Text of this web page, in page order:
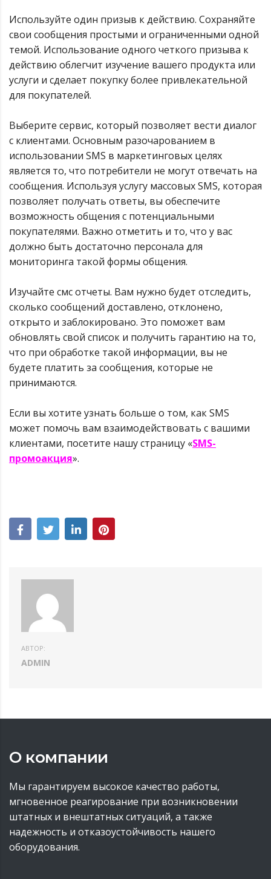
Используйте один призыв к действию. Сохраняйте
свои сообщения простыми и ограниченными одной
темой. Использование одного четкого призыва к
действию облегчит изучение вашего продукта или
услуги и сделает покупку более привлекательной
для покупателей.
Выберите сервис, который позволяет вести диалог
с клиентами. Основным разочарованием в
использовании SMS в маркетинговых целях
является то, что потребители не могут отвечать на
сообщения. Используя услугу массовых SMS, которая
позволяет получать ответы, вы обеспечите
возможность общения с потенциальными
покупателями. Важно отметить и то, что у вас
должно быть достаточно персонала для
мониторинга такой формы общения.
Изучайте смс отчеты. Вам нужно будет отследить,
сколько сообщений доставлено, отклонено,
открыто и заблокировано. Это поможет вам
обновлять свой список и получить гарантию на то,
что при обработке такой информации, вы не
будете платить за сообщения, которые не
принимаются.
Если вы хотите узнать больше о том, как SMS
может помочь вам взаимодействовать с вашими
клиентами, посетите нашу страницу «SMS-
промоакция».
АВТОР:
ADMIN
О компании
Мы гарантируем высокое качество работы,
мгновенное реагирование при возникновении
штатных и внештатных ситуаций, а также
надежность и отказоустойчивость нашего
оборудования.